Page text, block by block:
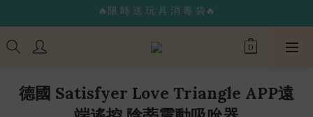
🔥限 時 送 玩 具 消 毒 袋🔥
🌟365 天 全 年 無 休 天 天 出 貨🌟
🚚 24 hr 極 速 出 貨 🔥
德國 Satisfyer Love Triangle APP遠